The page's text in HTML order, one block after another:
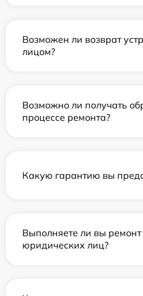
Возможен ли возврат
лицом?
Возможно ли получать
процессе ремонта?
Какую гарантию вы
Выполняете ли вы ремонт
юридических лиц?